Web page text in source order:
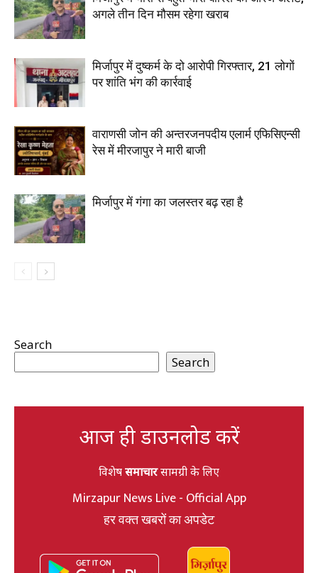
अगले तीन दिन मौसम रहेगा खराब
मिर्जापुर में दुष्कर्म के दो आरोपी गिरफ्तार, 21 लोगों
पर शांति भंग की कार्रवाई
वाराणसी जोन की अन्तरजनपदीय एलार्म एफिसिएन्सी
रेस में मीरजापुर ने मारी बाजी
मिर्जापुर में गंगा का जलस्तर बढ़ रहा है
Search
Search
आज ही डाउनलोड करें
विशेषसमाचारसामग्री के लिए
Mirzapur News Live - Official App
हर वक्त खबरों का अपडेट